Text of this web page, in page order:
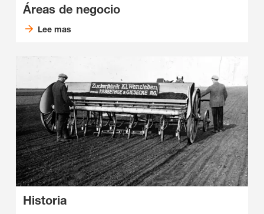
Áreas de negocio
Lee mas
Historia